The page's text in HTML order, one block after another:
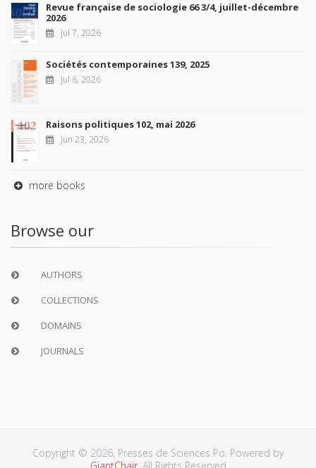
Revue française de sociologie 66 3/4, juillet-décembre
2026
Jul 7, 2026
Sociétés contemporaines 139, 2025
Jul 6, 2026
Raisons politiques 102, mai 2026
Jun 23, 2026
more books
Browse our
AUTHORS
COLLECTIONS
DOMAINS
JOURNALS
Copyright © 2026, Presses de Sciences Po. Powered by